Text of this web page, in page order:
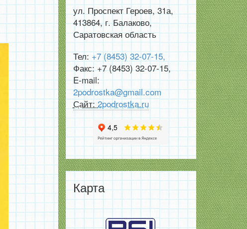
ул. Проспект Героев, 31а,
413864,г. Балаково,
Саратовская область
Тел:+7 (8453) 32-07-15,
Факс:+7 (8453) 32-07-15,
E-mail:
2podrostka@gmail.com
Сайт:2podrostka.ru
Карта